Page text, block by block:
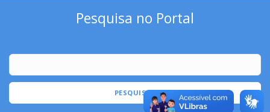
Pesquisa no Portal
PESQUISAR